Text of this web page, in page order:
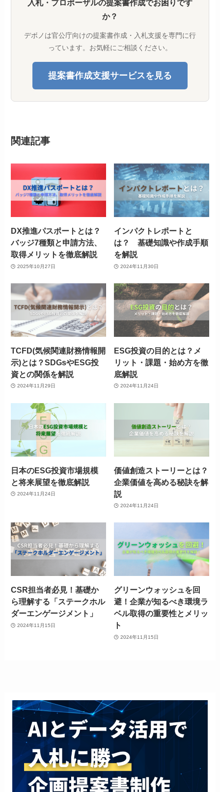
入札・プロポーザルの提案書作成でお困りです
か？
デボノは官公庁向けの提案書作成・入札支援を専門に行
っています。お気軽にご相談ください。
提案書作成支援サービスを見る
関連記事
DX推進パスポートとは？
バッジ7種類と申請方法、
取得メリットを徹底解説
2025年10月27日
インパクトレポートと
は？ 基礎知識や作成手順
を解説
2024年11月30日
TCFD(気候関連財務情報開
示)とは？SDGsやESG投
資との関係を解説
2024年11月29日
ESG投資の目的とは？メ
リット・課題・始め方を徹
底解説
2024年11月24日
日本のESG投資市場規模
と将来展望を徹底解説
2024年11月24日
価値創造ストーリーとは？
企業価値を高める秘訣を解
説
2024年11月24日
CSR担当者必見！基礎か
ら理解する「ステークホル
ダーエンゲージメント」
2024年11月15日
グリーンウォッシュを回
避！企業が知るべき環境ラ
ベル取得の重要性とメリッ
ト
2024年11月15日